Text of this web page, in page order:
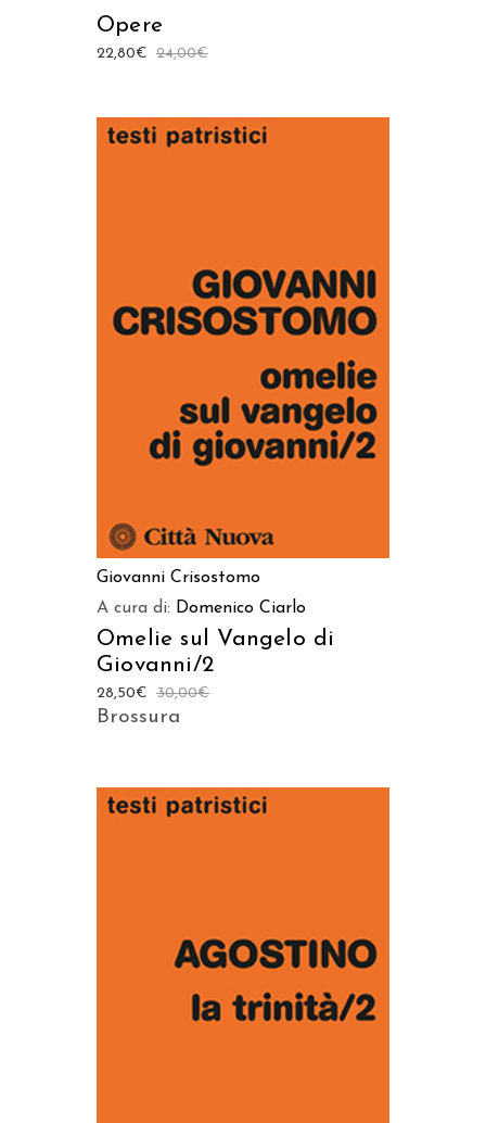
Opere
24,00€
22,80€
AGGIUNGI AL CARRELLO
Giovanni Crisostomo
A cura di: Domenico Ciarlo
Omelie sul Vangelo di
Giovanni/2
30,00€
28,50€
Brossura
AGGIUNGI AL CARRELLO